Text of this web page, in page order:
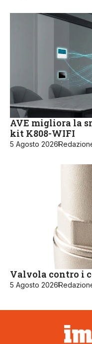
AVE migliora la
kit K808-WIFI
5 Agosto 2026
Valvola contro i
5 Agosto 2026